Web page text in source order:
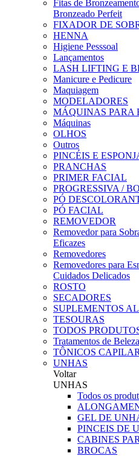
Fitas de
Bronzeado Perfeit
FIXADOR DE
HENNA
Higiene Pesssoal
Lançamentos
LASH LIFTING E
Manicure e Pedicure
Maquiagem
MODELADORES
MÁQUINAS PARA
Máquinas
OLHOS
Outros
PINCÉIS E
PRANCHAS
PRIMER FACIAL
PROGRESSIVA /
PÓ
PÓ FACIAL
REMOVEDOR
Removedor para
Eficazes
Removedores
Removedores para
Cuidados Delicados
ROSTO
SECADORES
SUPLEMENTOS
TESOURAS
TODOS
Tratamentos de Beleza
TÔNICOS
UNHAS
Voltar
UNHAS
Todos os
GEL DE
PINCEIS DE
CABINES
BROCAS